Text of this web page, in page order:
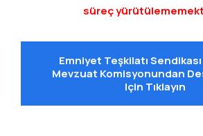
süreç
Emniyet Teşkilatı
Mevzuat Komisyonundan
Için Tıklayın